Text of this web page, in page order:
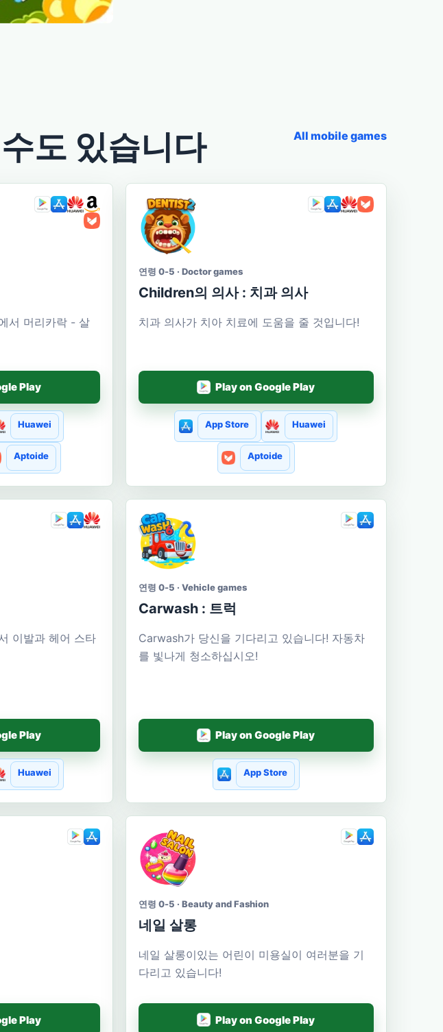
도 있습니다 All mobile games
서 머리카락 - 살
Play
Huawei
Aptoide
연령 0-5 · Doctor games
Сhildren의 의사 : 치과 의사
치과 의사가 치아 치료에 도움을 줄 것입니다!
Play on Google Play
App Store Huawei
Aptoide
이발과 헤어 스타
Play
Huawei
연령 0-5 · Vehicle games
Carwash : 트럭
Carwash가 당신을 기다리고 있습니다! 자동차
를 빛나게 청소하십시오!
Play on Google Play
App Store
Play
연령 0-5 · Beauty and Fashion
네일 살롱
네일 살롱이있는 어린이 미용실이 여러분을 기
다리고 있습니다!
Play on Google Play